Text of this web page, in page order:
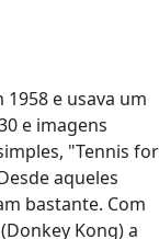
e usava um
e imagens
"Tennis for
aqueles
bastante. Com
Kong) a